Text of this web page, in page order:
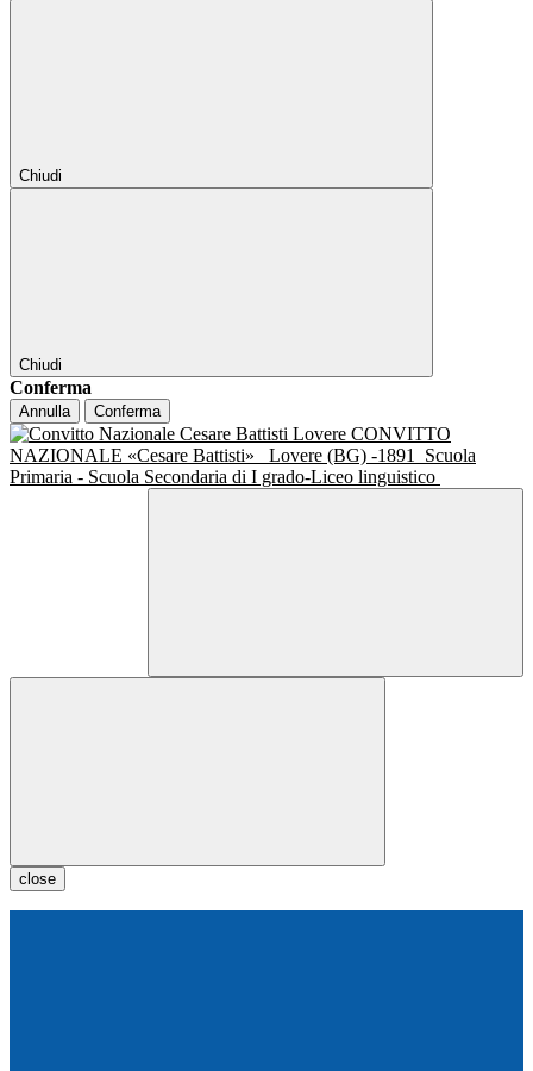
Chiudi
Chiudi
Conferma
Annulla Conferma
CONVITTO
NAZIONALE «Cesare Battisti»
Lovere (BG) -1891
Scuola
Primaria - Scuola Secondaria di I grado-Liceo linguistico
close